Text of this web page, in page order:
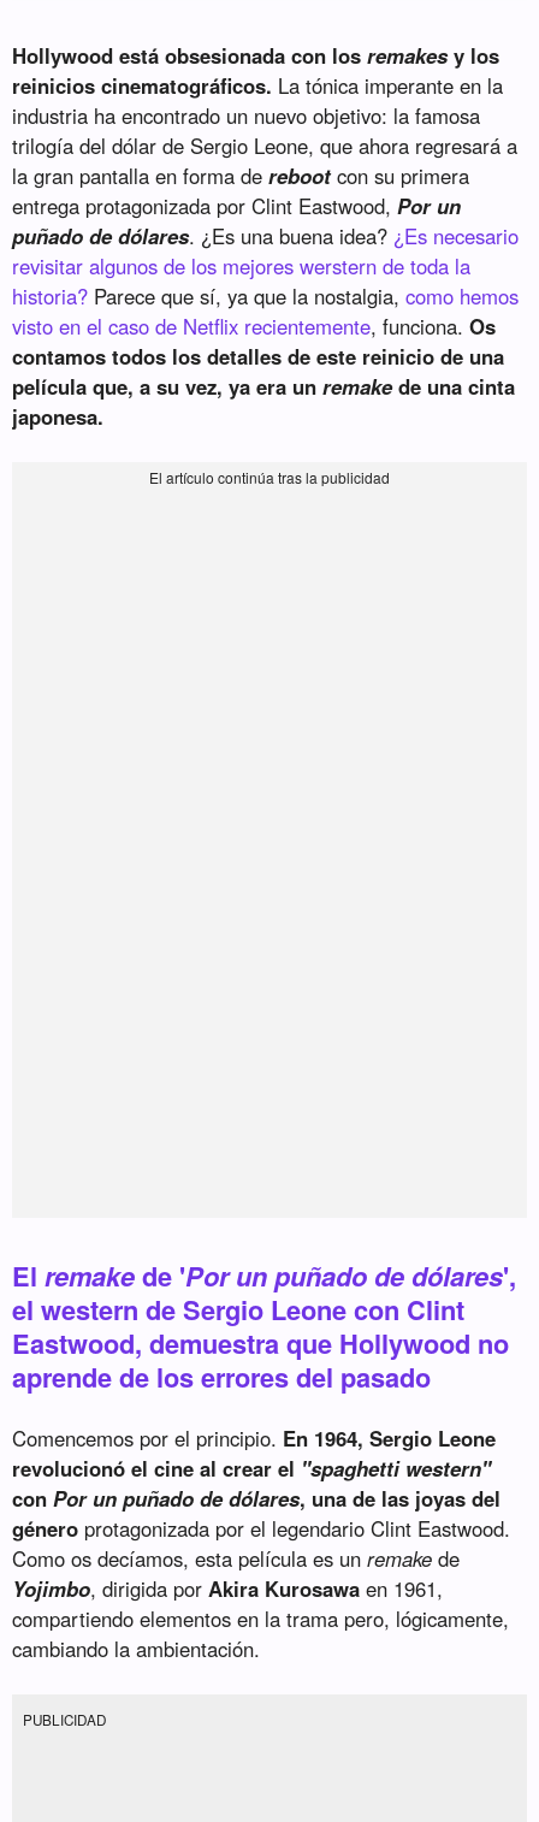
Hollywood está obsesionada con losremakesy los
reinicios cinematográficos. La tónica imperante en la
industria ha encontrado un nuevo objetivo: la famosa
trilogía del dólar de Sergio Leone, que ahora regresará a
la gran pantalla en forma derebootcon su primera
entrega protagonizada por Clint Eastwood,Por un
puñado de dólares. ¿Es una buena idea? ¿Es necesario
revisitar algunos de los mejores werstern de toda la
historia? Parece que sí, ya que la nostalgia,como hemos
visto en el caso de Netflix recientemente, funciona.Os
contamos todos los detalles de este reinicio de una
película que, a su vez, ya era unremakede una cinta
japonesa.
Elremakede 'Por un puñado de dólares',
el western de Sergio Leone con Clint
Eastwood, demuestra que Hollywood no
aprende de los errores del pasado
Comencemos por el principio. En 1964, Sergio Leone
revolucionó el cine al crear el "spaghetti western"
conPor un puñado de dólares, una de las joyas del
género protagonizada por el legendario Clint Eastwood.
Como os decíamos, esta película es unremake de
Yojimbo, dirigida por Akira Kurosawa en 1961,
compartiendo elementos en la trama pero, lógicamente,
cambiando la ambientación.
PUBLICIDAD